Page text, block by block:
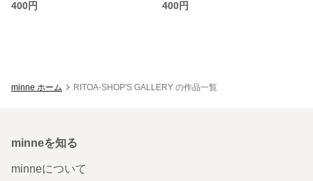
400円 400円
minne ホーム RITOA-SHOP'S GALLERY の作品一覧
minneを知る
minneについて